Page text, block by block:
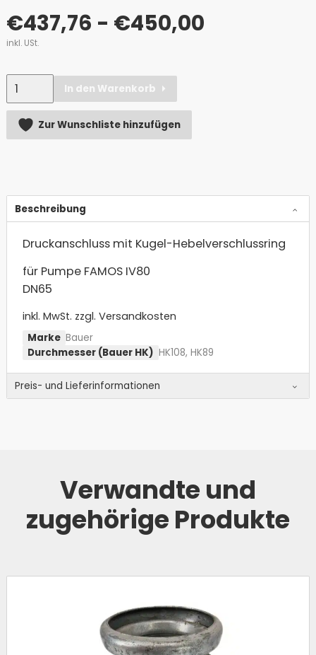
€437,76 - €450,00
inkl. USt.
Anzahl
In den Warenkorb
Alternative:
Zur Wunschliste hinzufügen
Beschreibung
Druckanschluss mit Kugel-Hebelverschlussring
für Pumpe FAMOS IV80
DN65
inkl. MwSt. zzgl. Versandkosten
Bauer
Marke
HK108, HK89
Durchmesser (Bauer HK)
Preis- und Lieferinformationen
Verwandte und
zugehörige Produkte